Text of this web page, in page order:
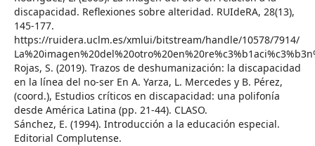
discapacidad. Reflexiones sobre alteridad. RUIdeRA, 28(13),
145-177.
https://ruidera.uclm.es/xmlui/bitstream/handle/10578/7914/
Rojas, S. (2019). Trazos de deshumanización: la discapacidad
en la línea del no-ser En A. Yarza, L. Mercedes y B. Pérez,
(coord.), Estudios críticos en discapacidad: una polifonía
desde América Latina (pp. 21-44). CLASO.
Sánchez, E. (1994). Introducción a la educación especial.
Editorial Complutense.